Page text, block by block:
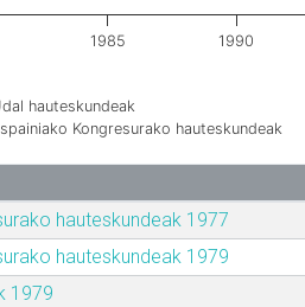
hauteskundeak
Kongresurako hauteskundeak
1985 1990
hauteskundeak 1977
hauteskundeak 1979
1979